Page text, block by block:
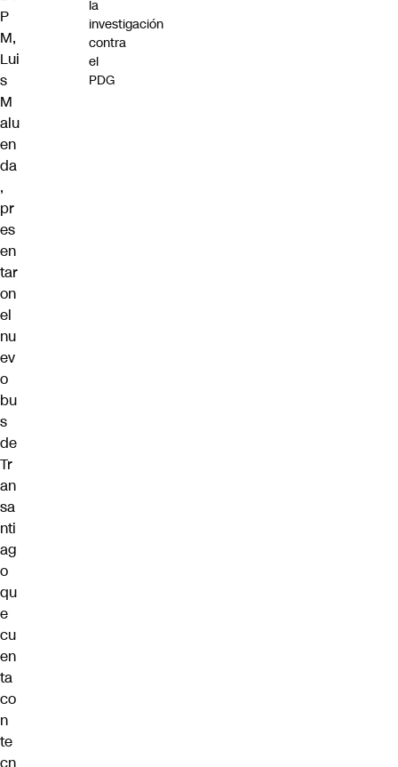
P
M,
Lui
s
M
alu
en
da
,
pr
es
en
tar
on
el
nu
ev
o
bu
s
de
Tr
an
sa
nti
ag
o
qu
e
cu
en
ta
co
n
te
cn
la
investigación
contra
el
PDG